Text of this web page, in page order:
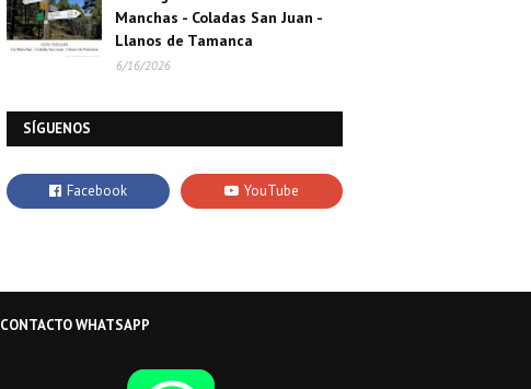
Manchas - Coladas San Juan -
Llanos de Tamanca
6/16/2026
SÍGUENOS
CONTACTO WHATSAPP